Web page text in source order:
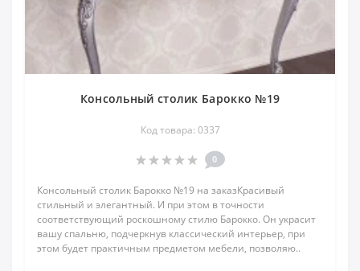
Консольный столик Барокко №19
Код товара: 0337
0
Консольный столик Барокко №19 на заказКрасивый
стильный и элегантный. И при этом в точности
соответствующий роскошному стилю Барокко. Он украсит
вашу спальню, подчеркнув классический интерьер, при
этом будет практичным предметом мебели, позволяю..